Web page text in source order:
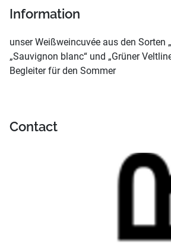
Information
unser Weißweincuvée aus den Sorten
„Sauvignon blanc“ und „Grüner
Begleiter für den Sommer
Contact